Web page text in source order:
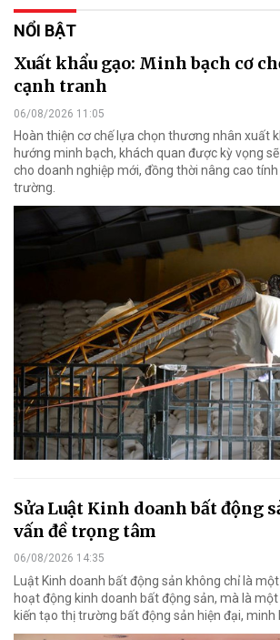
NỔI BẬT
Xuất khẩu gạo: Minh bạch cơ
cạnh tranh
06/08/2026 11:05
Hoàn thiện cơ chế lựa chọn thương nhân xuất
hướng minh bạch, khách quan được kỳ vọng
cho doanh nghiệp mới, đồng thời nâng cao
trường.
Sửa Luật Kinh doanh bất động
vấn đề trọng tâm
06/08/2026 14:35
Luật Kinh doanh bất động sản không chỉ là
hoạt động kinh doanh bất động sản, mà là
kiến tạo thị trường bất động sản hiện đại, minh